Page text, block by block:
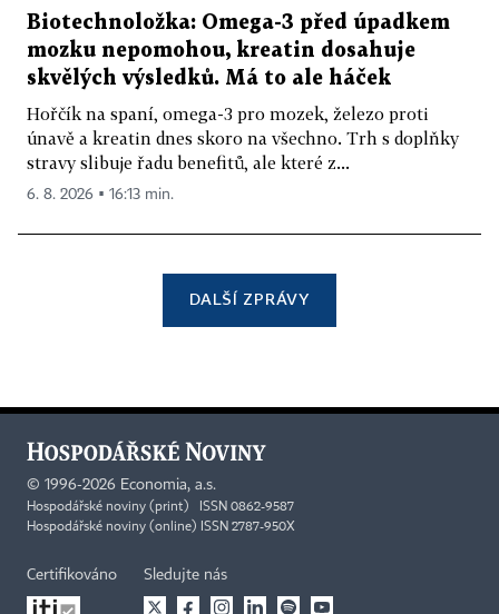
Biotechnoložka: Omega-3 před úpadkem
mozku nepomohou, kreatin dosahuje
skvělých výsledků. Má to ale háček
Hořčík na spaní, omega-3 pro mozek, železo proti
únavě a kreatin dnes skoro na všechno. Trh s doplňky
stravy slibuje řadu benefitů, ale které z...
6. 8. 2026 ▪ 16:13 min.
DALŠÍ ZPRÁVY
© 1996-2026 Economia, a.s.
Hospodářské noviny (print) ISSN 0862-9587
Hospodářské noviny (online) ISSN 2787-950X
Certifikováno Sledujte nás